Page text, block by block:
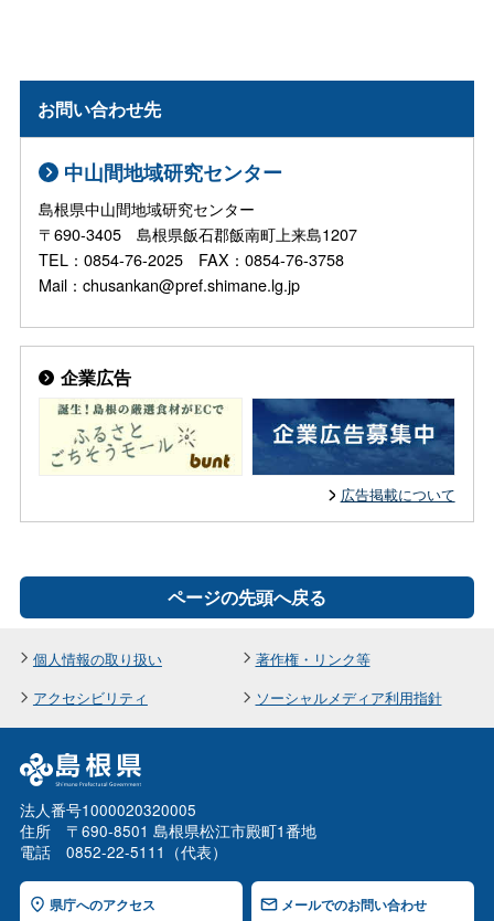
お問い合わせ先
中山間地域研究センター
島根県中山間地域研究センター
〒690-3405 島根県飯石郡飯南町上来島1207
TEL：0854-76-2025 FAX：0854-76-3758
Mail：chusankan@pref.shimane.lg.jp
企業広告
広告掲載について
ページの先頭へ戻る
個人情報の取り扱い
著作権・リンク等
アクセシビリティ
ソーシャルメディア利用指針
法人番号1000020320005
住所 〒690-8501 島根県松江市殿町1番地
電話 0852-22-5111（代表）
県庁へのアクセス メールでのお問い合わせ